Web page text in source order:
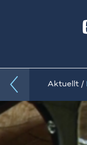
Aktuellt /